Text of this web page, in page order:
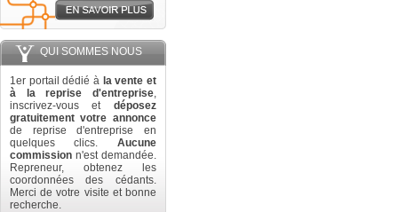
QUI SOMMES NOUS
1er portail dédié à la vente et
à la reprise d'entreprise,
inscrivez-vous et déposez
gratuitement votre annonce
de reprise d'entreprise en
quelques clics. Aucune
commission n'est demandée.
Repreneur, obtenez les
coordonnées des cédants.
Merci de votre visite et bonne
recherche.